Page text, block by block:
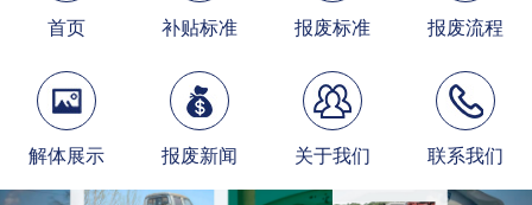
首页 补贴标准 报废标准 报废流程
解体展示 报废新闻 关于我们 联系我们